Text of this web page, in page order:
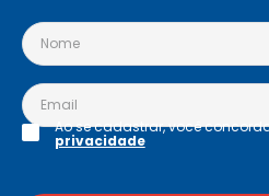
Ao se cadastrar, você
privacidade